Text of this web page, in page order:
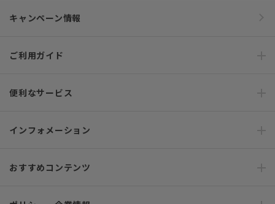
キャンペーン情報
ご利用ガイド
便利なサービス
インフォメーション
おすすめコンテンツ